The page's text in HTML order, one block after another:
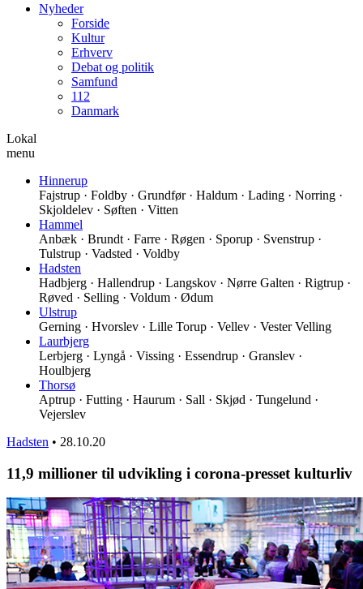
Nyheder
Forside
Kultur
Erhverv
Debat og politik
Samfund
112
Danmark
Lokal
menu
Hinnerup
Fajstrup · Foldby · Grundfør · Haldum · Lading · Norring ·
Skjoldelev · Søften · Vitten
Hammel
Anbæk · Brundt · Farre · Røgen · Sporup · Svenstrup ·
Tulstrup · Vadsted · Voldby
Hadsten
Hadbjerg · Hallendrup · Langskov · Nørre Galten · Rigtrup ·
Røved · Selling · Voldum · Ødum
Ulstrup
Gerning · Hvorslev · Lille Torup · Vellev · Vester Velling
Laurbjerg
Lerbjerg · Lyngå · Vissing · Essendrup · Granslev ·
Houlbjerg
Thorsø
Aptrup · Futting · Haurum · Sall · Skjød · Tungelund ·
Vejerslev
Hadsten • 28.10.20
11,9 millioner til udvikling i corona-presset kulturliv